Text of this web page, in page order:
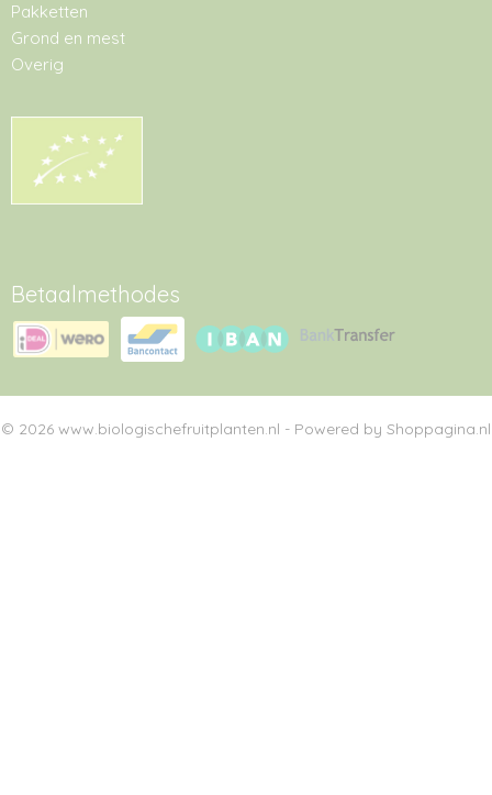
Pakketten
Grond en mest
Overig
Betaalmethodes
© 2026 www.biologischefruitplanten.nl - Powered by Shoppagina.nl